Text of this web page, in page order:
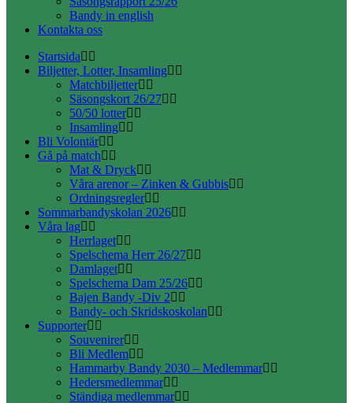
Bandy in english
Kontakta oss
Startsida
Biljetter, Lotter, Insamling
Matchbiljetter
Säsongskort 26/27
50/50 lotter
Insamling
Bli Volontär
Gå på match
Mat & Dryck
Våra arenor – Zinken & Gubbis
Ordningsregler
Sommarbandyskolan 2026
Våra lag
Herrlaget
Spelschema Herr 26/27
Damlaget
Spelschema Dam 25/26
Bajen Bandy -Div 2
Bandy- och Skridskoskolan
Supporter
Souvenirer
Bli Medlem
Hammarby Bandy 2030 – Medlemmar
Hedersmedlemmar
Ständiga medlemmar